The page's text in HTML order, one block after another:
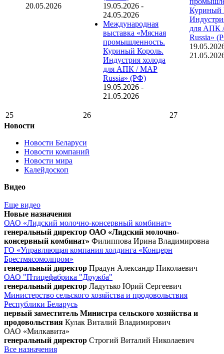
20.05.2026
19.05.2026 -
24.05.2026
Международная
выставка «Мясная
промышленность.
Куриный Король.
Индустрия холода
для АПК / MAP
Russia» (РФ)
19.05.2026 -
21.05.2026
Куриный
для АПК
Russia»
25 26
27
Новости
Новости Беларуси
Новости компаний
Новости мира
Калейдоскоп
Видео
Еще видео
Новые назначения
ОАО «Лидский молочно-консервный комбинат»
генеральный директор ОАО «Лидский молочно-
консервный комбинат» Филиппова Ирина Владимировна
ГО «Управляющая компания холдинга «Концерн
Брестмясомолпром»
генеральный директор Прадун Александр Николаевич
ОАО "Птицефабрика "Дружба"
генеральный директор Ладутько Юрий Сергеевич
Министерство сельского хозяйства и продовольствия
Республики Беларусь
первый заместитель Министра сельского хозяйства и
продовольствия Кулак Виталий Владимирович
ОАО «Милкавита»
генеральный директор Строгий Виталий Николаевич
Все назначения